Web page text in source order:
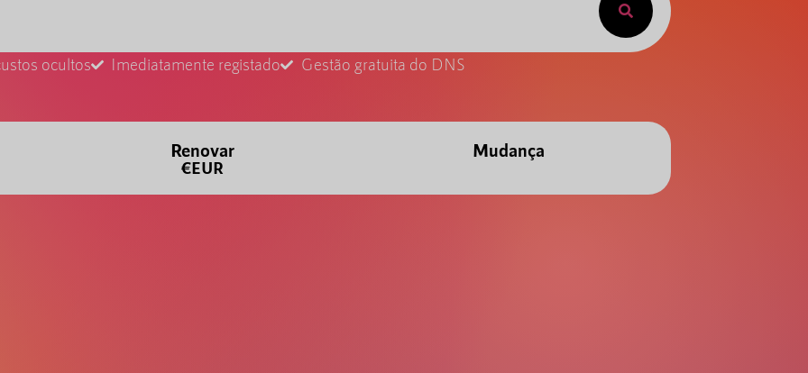
ocultos Imediatamente registado Gestão gratuita do DNS
Renovar
€EUR
Mudança